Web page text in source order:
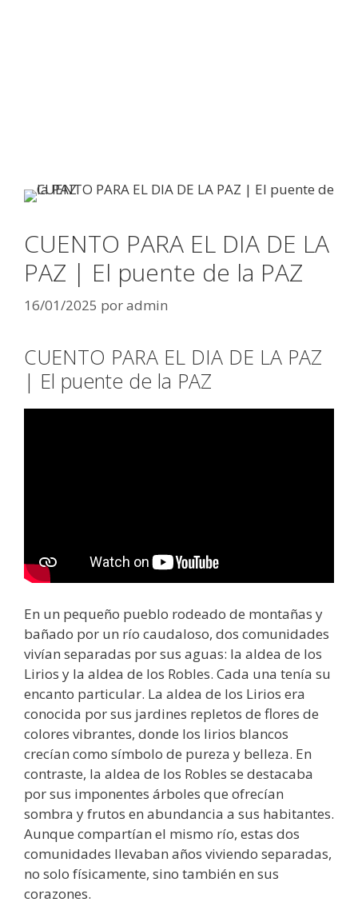
CUENTO PARA EL DIA DE LA
PAZ | El puente de la PAZ
16/01/2025 poradmin
CUENTO PARA EL DIA DE LA PAZ
| El puente de la PAZ
En un pequeño pueblo rodeado de montañas y
bañado por un río caudaloso, dos comunidades
vivían separadas por sus aguas: la aldea de los
Lirios y la aldea de los Robles. Cada una tenía su
encanto particular. La aldea de los Lirios era
conocida por sus jardines repletos de flores de
colores vibrantes, donde los lirios blancos
crecían como símbolo de pureza y belleza. En
contraste, la aldea de los Robles se destacaba
por sus imponentes árboles que ofrecían
sombra y frutos en abundancia a sus habitantes.
Aunque compartían el mismo río, estas dos
comunidades llevaban años viviendo separadas,
no solo físicamente, sino también en sus
corazones.